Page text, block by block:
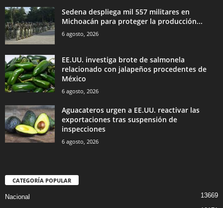
Sedena despliega mil 557 militares en
Michoacán para proteger la producción...
6 agosto, 2026
EE.UU. investiga brote de salmonela
relacionado con jalapeños procedentes de
México
6 agosto, 2026
Aguacateros urgen a EE.UU. reactivar las
exportaciones tras suspensión de
inspecciones
6 agosto, 2026
CATEGORÍA POPULAR
Nacional
13669